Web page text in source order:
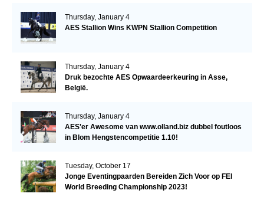
Thursday, January 4
AES Stallion Wins KWPN Stallion Competition
Thursday, January 4
Druk bezochte AES Opwaardeerkeuring in Asse,
België.
Thursday, January 4
AES'er Awesome van www.olland.biz dubbel foutloos
in Blom Hengstencompetitie 1.10!
Tuesday, October 17
Jonge Eventingpaarden Bereiden Zich Voor op FEI
World Breeding Championship 2023!